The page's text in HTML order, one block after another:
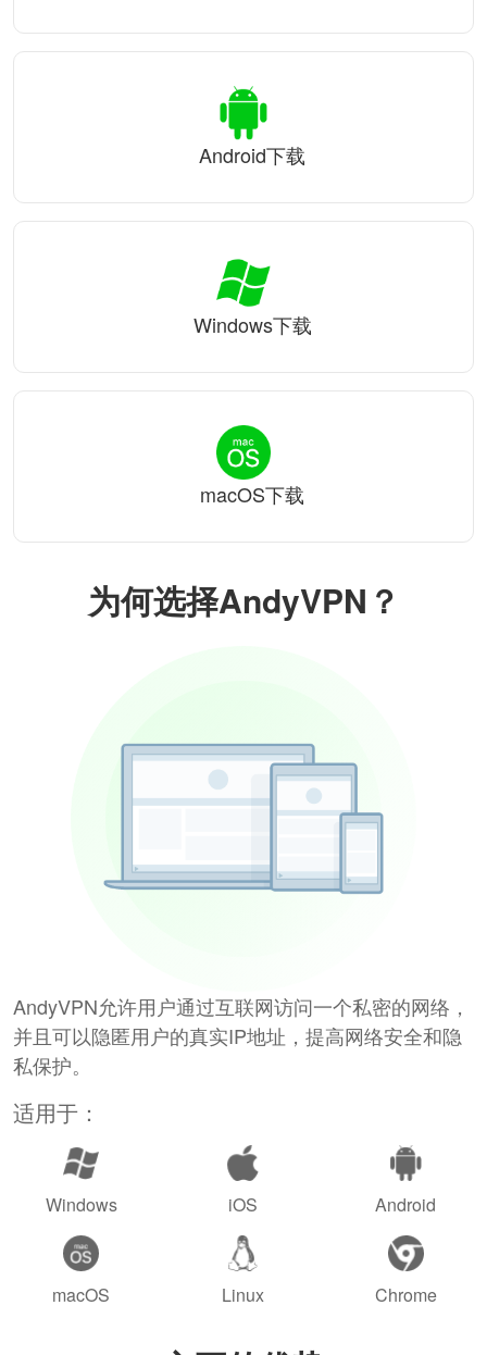
为何选择AndyVPN？
AndyVPN允许用户通过互联网访问一个私密的网络，
并且可以隐匿用户的真实IP地址，提高网络安全和隐
私保护。
适用于：
Windows iOS Android
macOS Linux Chrome
Android下载
Windows下载
macOS下载